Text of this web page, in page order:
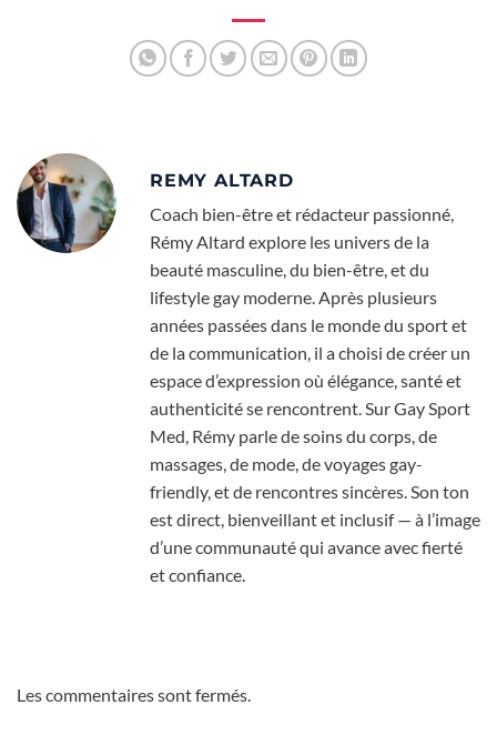
REMY ALTARD
Coach bien-être et rédacteur passionné,
Rémy Altard explore les univers de la
beauté masculine, du bien-être, et du
lifestyle gay moderne. Après plusieurs
années passées dans le monde du sport et
de la communication, il a choisi de créer un
espace d’expression où élégance, santé et
authenticité se rencontrent. Sur Gay Sport
Med, Rémy parle de soins du corps, de
massages, de mode, de voyages gay-
friendly, et de rencontres sincères. Son ton
est direct, bienveillant et inclusif — à l’image
d’une communauté qui avance avec fierté
et confiance.
Les commentaires sont fermés.